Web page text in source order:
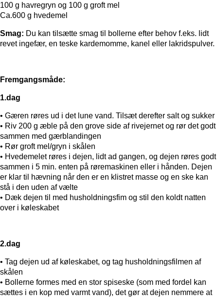
100 g havregryn og 100 g groft mel
Ca.600 g hvedemel
Smag: Du kan tilsætte smag til bollerne efter behov f.eks. lidt
revet ingefær, en teske kardemomme, kanel eller lakridspulver.
Fremgangsmåde:
1.dag
• Gæren røres ud i det lune vand. Tilsæt derefter salt og sukker
• Riv 200 g æble på den grove side af rivejernet og rør det godt
sammen med gærblandingen
• Rør groft mel/gryn i skålen
• Hvedemelet røres i dejen, lidt ad gangen, og dejen røres godt
sammen i 5 min. enten på røremaskinen eller i hånden. Dejen
er klar til hævning når den er en klistret masse og en ske kan
stå i den uden af vælte
• Dæk dejen til med husholdningsfim og stil den koldt natten
over i køleskabet
2.dag
• Tag dejen ud af køleskabet, og tag husholdningsfilmen af
skålen
• Bollerne formes med en stor spiseske (som med fordel kan
sættes i en kop med varmt vand), det gør at dejen nemmere at